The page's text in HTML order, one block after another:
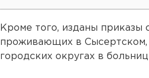
Кроме того, изданы приказы
проживающих в
городских округах в